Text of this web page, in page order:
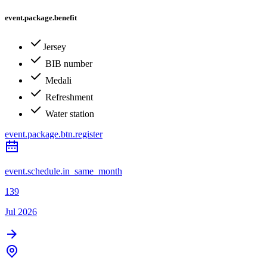
event.package.benefit
Jersey
BIB number
Medali
Refreshment
Water station
event.package.btn.register
event.schedule.in_same_month
139
Jul 2026